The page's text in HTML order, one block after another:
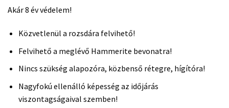
Akár 8 év védelem!
Közvetlenül a rozsdára felvihető!
Felvihető a meglévő Hammerite bevonatra!
Nincs szükség alapozóra, közbenső rétegre, hígítóra!
Nagyfokú ellenálló képesség az időjárás
viszontagságaival szemben!